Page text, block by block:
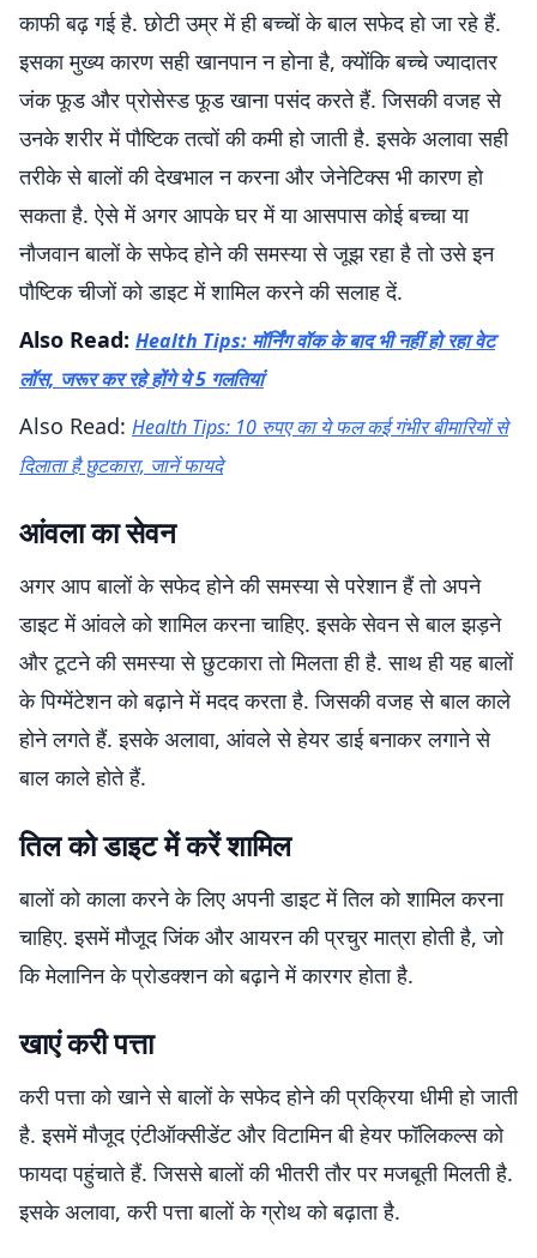
काफी बढ़ गई है. छोटी उम्र में ही बच्चों के बाल सफेद हो जा रहे हैं.
इसका मुख्य कारण सही खानपान न होना है, क्योंकि बच्चे ज्यादातर
जंक फूड और प्रोसेस्ड फूड खाना पसंद करते हैं. जिसकी वजह से
उनके शरीर में पौष्टिक तत्वों की कमी हो जाती है. इसके अलावा सही
तरीके से बालों की देखभाल न करना और जेनेटिक्स भी कारण हो
सकता है. ऐसे में अगर आपके घर में या आसपास कोई बच्चा या
नौजवान बालों के सफेद होने की समस्या से जूझ रहा है तो उसे इन
पौष्टिक चीजों को डाइट में शामिल करने की सलाह दें.
Also Read: Health Tips: मॉर्निंग वॉक के बाद भी नहीं हो रहा वेट
लॉस, जरूर कर रहे होंगे ये 5 गलतियां
Also Read: Health Tips: 10 रुपए का ये फल कई गंभीर बीमारियों से
दिलाता है छुटकारा, जानें फायदे
आंवला का सेवन
अगर आप बालों के सफेद होने की समस्या से परेशान हैं तो अपने
डाइट में आंवले को शामिल करना चाहिए. इसके सेवन से बाल झड़ने
और टूटने की समस्या से छुटकारा तो मिलता ही है. साथ ही यह बालों
के पिग्मेंटेशन को बढ़ाने में मदद करता है. जिसकी वजह से बाल काले
होने लगते हैं. इसके अलावा, आंवले से हेयर डाई बनाकर लगाने से
बाल काले होते हैं.
तिल को डाइट में करें शामिल
बालों को काला करने के लिए अपनी डाइट में तिल को शामिल करना
चाहिए. इसमें मौजूद जिंक और आयरन की प्रचुर मात्रा होती है, जो
कि मेलानिन के प्रोडक्शन को बढ़ाने में कारगर होता है.
खाएं करी पत्ता
करी पत्ता को खाने से बालों के सफेद होने की प्रक्रिया धीमी हो जाती
है. इसमें मौजूद एंटीऑक्सीडेंट और विटामिन बी हेयर फॉलिकल्स को
फायदा पहुंचाते हैं. जिससे बालों की भीतरी तौर पर मजबूती मिलती है.
इसके अलावा, करी पत्ता बालों के ग्रोथ को बढ़ाता है.